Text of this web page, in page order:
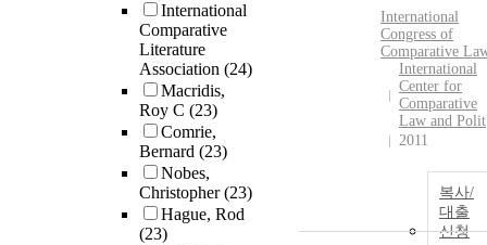
International
Comparative
Literature
Association (24)
Macridis,
Roy C (23)
Comrie,
Bernard (23)
Nobes,
Christopher(23)
Hague, Rod
(23)
International
Congress of
Comparative
International
Center for
Comparative
Law and Polit
2011
복사/
대출
신청